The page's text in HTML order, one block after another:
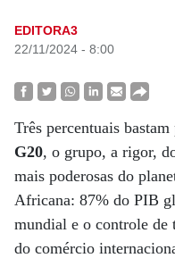
EDITORA3
22/11/2024 - 8:00
Três percentuais
G20, o grupo, a rigor,
mais poderosas do
Africana: 87% do PIB
mundial e o controle de
do comércio